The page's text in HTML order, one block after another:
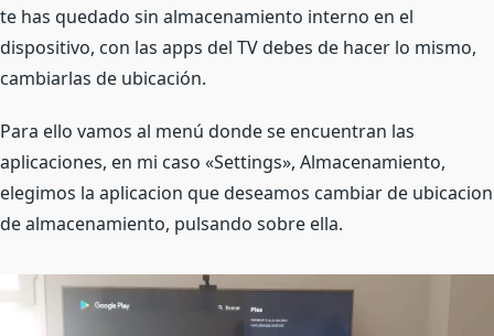
te has quedado sin almacenamiento interno en el
dispositivo, con las apps del TV debes de hacer lo mismo,
cambiarlas de ubicación.
Para ello vamos al menú donde se encuentran las
aplicaciones, en mi caso «Settings», Almacenamiento,
elegimos la aplicacion que deseamos cambiar de ubicacion
de almacenamiento, pulsando sobre ella.